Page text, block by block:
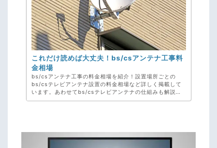
これだけ読めば大丈夫！bs/csアンテナ工事料
金相場
bs/csアンテナ工事の料金相場を紹介！設置場所ごとの
bs/csテレビアンテナ設置の料金相場など詳しく掲載して
います。あわせてbs/csテレビアンテナの仕組みも解説し
ていますので是非ごらんください。お困りごとや些細なこ